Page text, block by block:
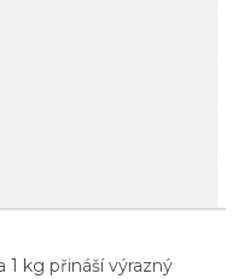
1 kg přináší výrazný